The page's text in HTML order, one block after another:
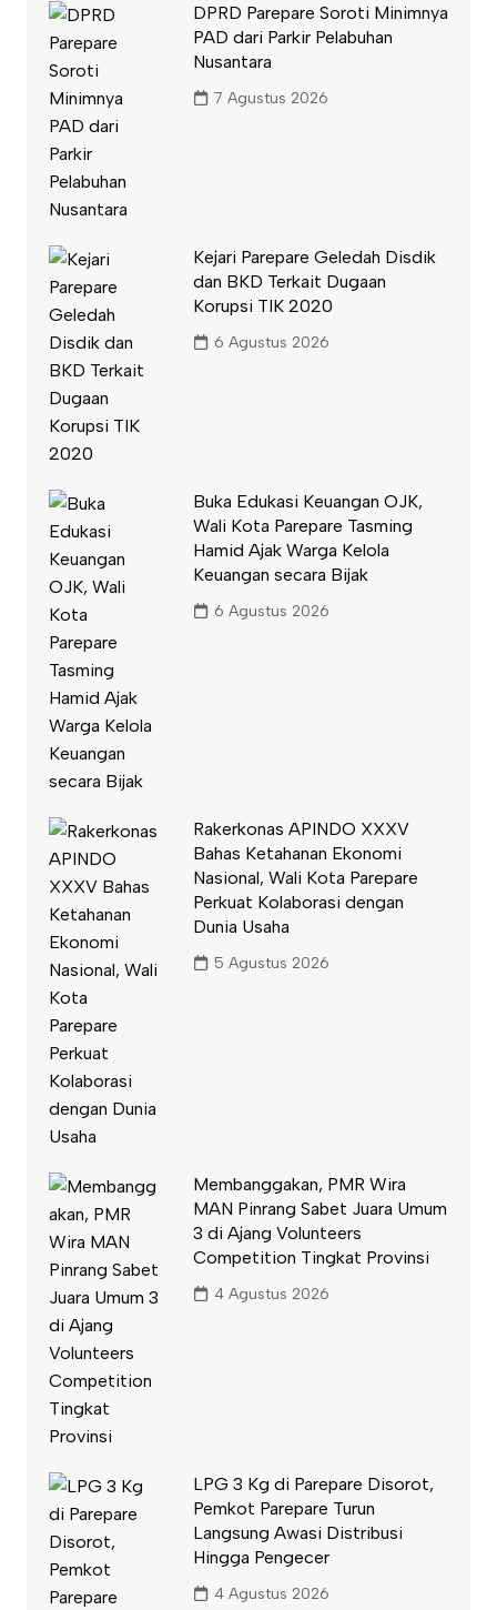
DPRD Parepare Soroti Minimnya
PAD dari Parkir Pelabuhan
Nusantara
7 Agustus 2026
Kejari Parepare Geledah Disdik
dan BKD Terkait Dugaan
Korupsi TIK 2020
6 Agustus 2026
Buka Edukasi Keuangan OJK,
Wali Kota Parepare Tasming
Hamid Ajak Warga Kelola
Keuangan secara Bijak
6 Agustus 2026
Rakerkonas APINDO XXXV
Bahas Ketahanan Ekonomi
Nasional, Wali Kota Parepare
Perkuat Kolaborasi dengan
Dunia Usaha
5 Agustus 2026
Membanggakan, PMR Wira
MAN Pinrang Sabet Juara Umum
3 di Ajang Volunteers
Competition Tingkat Provinsi
4 Agustus 2026
LPG 3 Kg di Parepare Disorot,
Pemkot Parepare Turun
Langsung Awasi Distribusi
Hingga Pengecer
4 Agustus 2026